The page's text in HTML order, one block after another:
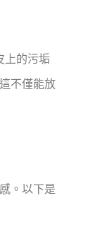
上的污垢
不僅能放
。以下是